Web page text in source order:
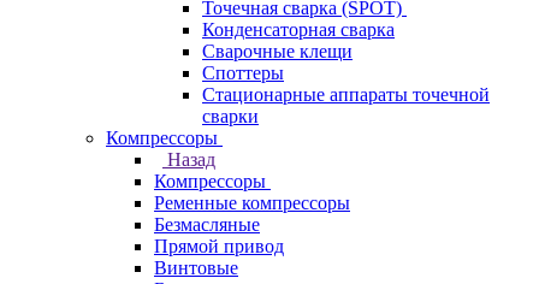
Точечная сварка (SPOT)
Конденсаторная сварка
Сварочные клещи
Споттеры
Стационарные аппараты точечной
сварки
Компрессоры
Назад
Компрессоры
Ременные компрессоры
Безмасляные
Прямой привод
Винтовые